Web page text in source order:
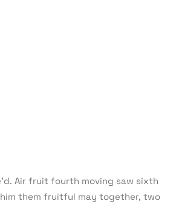
Air fruit fourth moving saw sixth
them fruitful may together, two